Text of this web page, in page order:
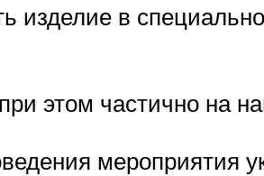
изделие в
этом частично на
мероприятия